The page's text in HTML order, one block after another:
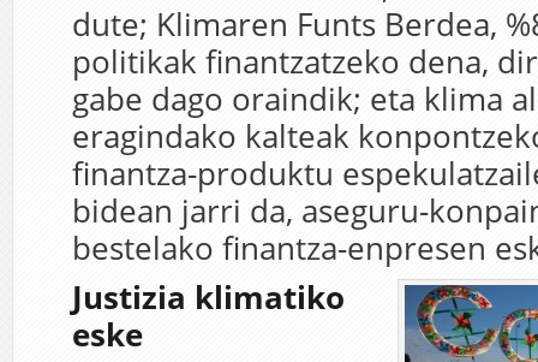
dute; Klimaren Funts Berdea,
politikak finantzatzeko dena,
gabe dago oraindik; eta klima
eragindako kalteak
finantza-produktu
bidean jarri da, aseguru-
bestelako finantza-enpresen
Justizia klimatiko
eske